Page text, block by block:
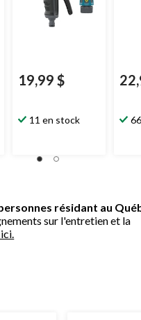
19,99 $
11 en stock
résidant au
sur l'entretien et la